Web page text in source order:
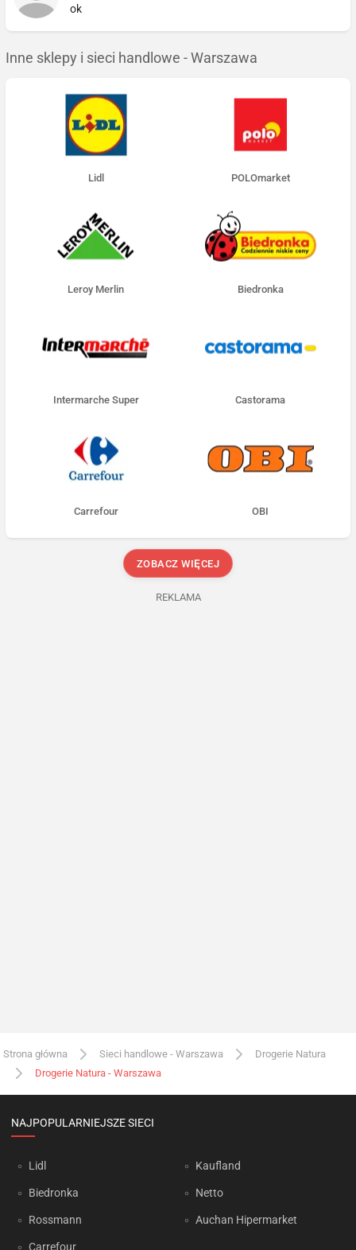
ok
Inne sklepy i sieci handlowe - Warszawa
Lidl POLOmarket
Leroy Merlin Biedronka
Intermarche Super Castorama
Carrefour OBI
ZOBACZ WIĘCEJ
REKLAMA
Strona główna Sieci handlowe - Warszawa
Drogerie Natura
Drogerie Natura - Warszawa
NAJPOPULARNIEJSZE SIECI
Lidl
Biedronka
Rossmann
Carrefour
Kaufland
Netto
Auchan Hipermarket